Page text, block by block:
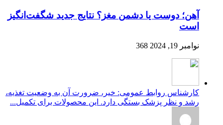
آهن؛ دوست یا دشمن مغز؟ نتایج جدید شگفت‌انگیز
است
نوامبر 19, 2024 368
کارشناس روابط عمومی: خیر، ضرورت آن به وضعیت تغذیه،
رشد و نظر پزشک بستگی دارد. این محصولات برای تکمیل...